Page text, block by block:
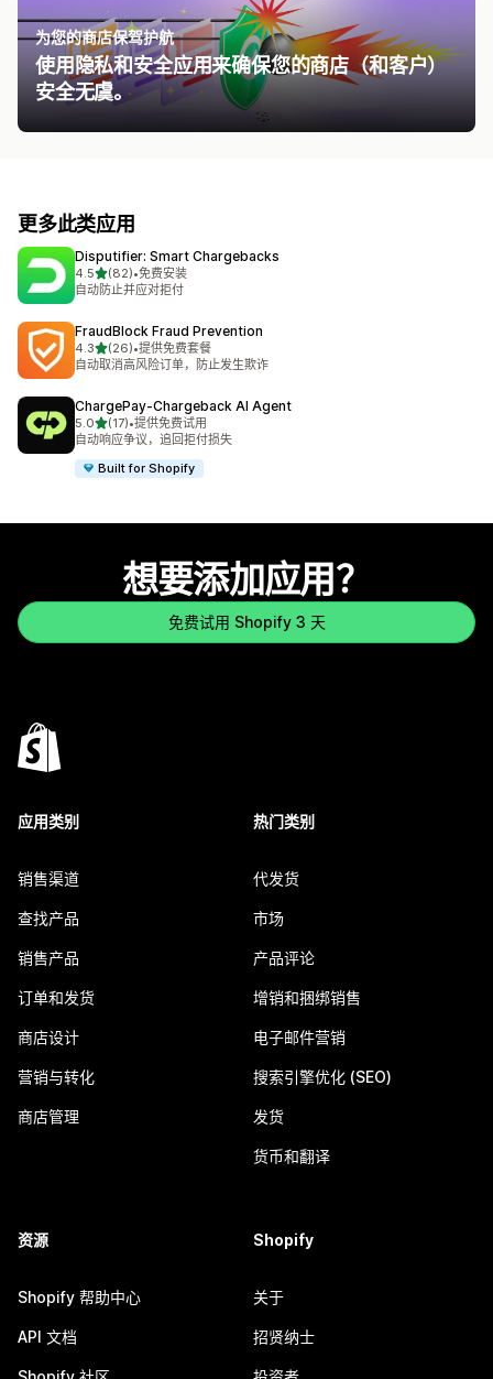
为您的商店保驾护航
使用隐私和安全应用来确保您的商店（和客户）
安全无虞。
更多此类应用
Disputifier: Smart Chargebacks
4.5星（满分 5 星）
(82)
总共 82 条评论
•免费安装
自动防止并应对拒付
FraudBlock Fraud Prevention
4.3星（满分 5 星）
(26)
总共 26 条评论
•提供免费套餐
自动取消高风险订单，防止发生欺诈
ChargePay‑Chargeback AI Agent
5.0星（满分 5 星）
(17)
总共 17 条评论
•提供免费试用
自动响应争议，追回拒付损失
Built for Shopify
想要添加应用？
免费试用 Shopify 3 天
应用类别
销售渠道
查找产品
销售产品
订单和发货
商店设计
营销与转化
商店管理
热门类别
代发货
市场
产品评论
增销和捆绑销售
电子邮件营销
搜索引擎优化 (SEO)
发货
货币和翻译
资源
Shopify 帮助中心
API 文档
Shopify
关于
招贤纳士